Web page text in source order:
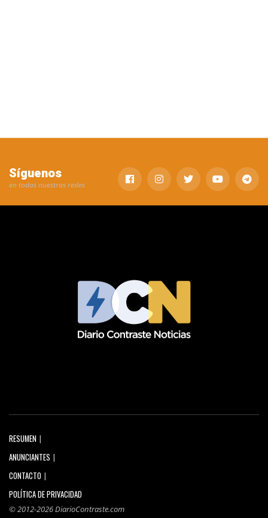
Síguenos
en todas nuestras redes
RESUMEN
ANUNCIANTES
CONTACTO
POLÍTICA DE PRIVACIDAD
© 2012-2026 DiarioContraste.com